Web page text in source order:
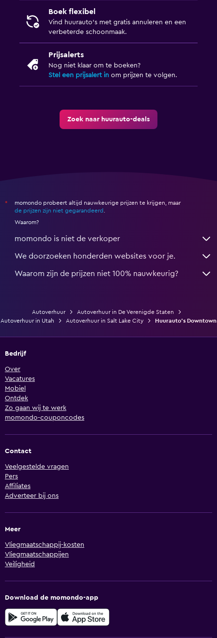
Boek flexibel
Vind huurauto's met gratis annuleren en een
verbeterde schoonmaak.
Prijsalerts
Nog niet klaar om te boeken?
Stel een prijsalert in om prijzen te volgen.
Zoek naar huurauto-deals
*
momondo probeert altijd nauwkeurige prijzen te krijgen, maar
de prijzen zijn niet gegarandeerd .
Waarom?
momondo is niet de verkoper
We doorzoeken honderden websites voor je.
Waarom zijn de prijzen niet 100% nauwkeurig?
Autoverhuur
Autoverhuur in De Verenigde Staten
Autoverhuur in Utah
Autoverhuur in Salt Lake City Huurauto's Downtown
Bedrijf
Over
Vacatures
Mobiel
Ontdek
Zo gaan wij te werk
momondo-couponcodes
Contact
Veelgestelde vragen
Pers
Affiliates
Adverteer bij ons
Meer
Vliegmaatschappij-kosten
Vliegmaatschappijen
Veiligheid
Download de momondo-app